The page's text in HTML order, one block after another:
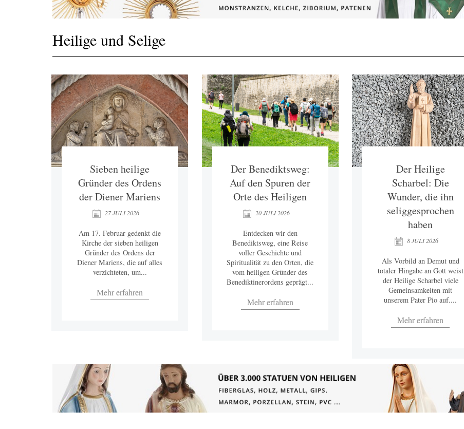
Heilige und Selige
Sieben heilige
Gründer des Ordens
der Diener Mariens
27 JULI 2026
Am 17. Februar gedenkt die
Kirche der sieben heiligen
Gründer des Ordens der
Diener Mariens, die auf alles
verzichteten, um...
Mehr erfahren
Der Benediktsweg:
Auf den Spuren der
Orte des Heiligen
20 JULI 2026
Entdecken wir den
Benediktsweg, eine Reise
voller Geschichte und
Spiritualität zu den Orten, die
vom heiligen Gründer des
Benediktinerordens geprägt...
Mehr erfahren
Der Heilige
Scharbel: Die
Wunder, die ihn
seliggesprochen
haben
8 JULI 2026
Als Vorbild an Demut und
totaler Hingabe an Gott weist
der Heilige Scharbel viele
Gemeinsamkeiten mit
unserem Pater Pio auf....
Mehr erfahren